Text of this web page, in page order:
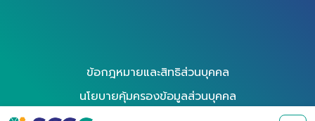
ข้อกฎหมายและสิทธิส่วนบุคคล
นโยบายคุ้มครองข้อมูลส่วนบุคคล